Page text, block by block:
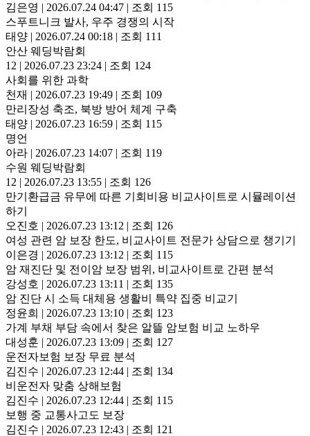
김은영 | 2026.07.24 04:47 | 조회 115
스푸트니크 발사, 우주 경쟁의 시작
태양 | 2026.07.24 00:18 | 조회 111
안산 웨딩박람회
12 | 2026.07.23 23:24 | 조회 124
사회를 위한 과학
천재 | 2026.07.23 19:49 | 조회 109
만리장성 축조, 북방 방어 체계 구축
태양 | 2026.07.23 16:59 | 조회 115
명언
아라 | 2026.07.23 14:07 | 조회 119
수원 웨딩박람회
12 | 2026.07.23 13:55 | 조회 126
만기환급금 유무에 따른 기회비용 비교사이트로 시뮬레이션
하기
오진호 | 2026.07.23 13:12 | 조회 126
여성 관련 암 보장 한도, 비교사이트 전문가 상담으로 챙기기
이은경 | 2026.07.23 13:12 | 조회 115
암 재진단 및 전이암 보장 범위, 비교사이트로 간편 분석
강성호 | 2026.07.23 13:11 | 조회 135
암 진단 시 소득 대체용 생활비 특약 집중 비교기
정윤희 | 2026.07.23 13:10 | 조회 123
가계 부채 부담 속에서 찾은 알뜰 암보험 비교 노하우
대성훈 | 2026.07.23 13:09 | 조회 127
운전자보험 보장 무료 분석
김진수 | 2026.07.23 12:44 | 조회 134
비운전자 맞춤 상해보험
김진수 | 2026.07.23 12:44 | 조회 115
보행 중 교통사고도 보장
김진수 | 2026.07.23 12:43 | 조회 121